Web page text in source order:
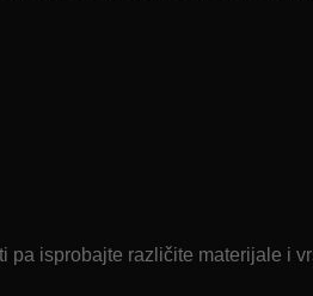
isprobajte različite materijale i